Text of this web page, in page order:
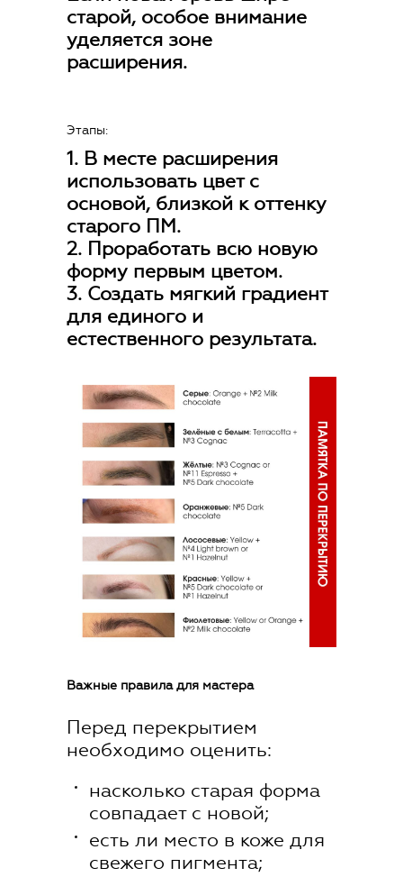
старой, особое внимание
уделяется зоне
расширения.
Этапы:
1. В месте расширения
использовать цвет с
основой, близкой к оттенку
старого ПМ.
2. Проработать всю новую
форму первым цветом.
3. Создать мягкий градиент
для единого и
естественного результата.
Важные правила для мастера
Перед перекрытием
необходимо оценить:
насколько старая форма
совпадает с новой;
есть ли место в коже для
свежего пигмента;